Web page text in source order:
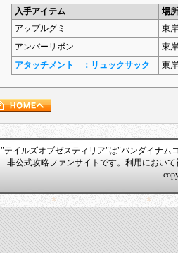
入手アイテム
場所
アップルグミ
東
アンバーリボン
東
アタッチメント ：リュックサック
東
"テイルズオブゼスティリア"は"バンダイナム
非公式攻略ファンサイトです。利用におい